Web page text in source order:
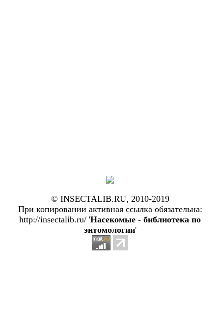
© INSECTALIB.RU, 2010-2019
При копировании активная ссылка обязательна:
http://insectalib.ru/ 'Насекомые - библиотека по
энтомологии'